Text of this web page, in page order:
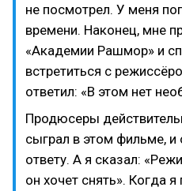
не посмотрел. У меня
времени. Наконец, мне
«Академии Рашмор» и
встретиться с
ответил: «В этом нет
Продюсеры
сыграл в этом фильме,
ответу. А я сказал:
он хочет снять». Когда